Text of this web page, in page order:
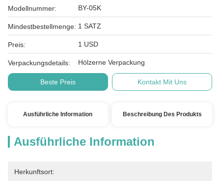
Modellnummer: BY-05K
Mindestbestellmenge: 1 SATZ
Preis: 1 USD
Verpackungsdetails: Hölzerne Verpackung
Beste Preis Kontakt Mit Uns
Ausführliche Information Beschreibung Des Produkts
Ausführliche Information
Herkunftsort: